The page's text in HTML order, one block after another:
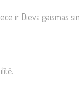
ir Dieva gaismas